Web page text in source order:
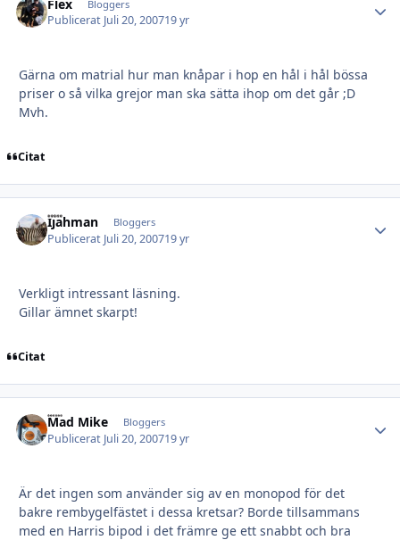
Flex Bloggers
Publicerat Juli 20, 200719 yr
Gärna om matrial hur man knåpar i hop en hål i hål bössa
priser o så vilka grejor man ska sätta ihop om det går ;D
Mvh.
Citat
Ijahman Bloggers
Publicerat Juli 20, 200719 yr
Verkligt intressant läsning.
Gillar ämnet skarpt!
Citat
Mad Mike Bloggers
Publicerat Juli 20, 200719 yr
Är det ingen som använder sig av en monopod för det
bakre rembygelfästet i dessa kretsar? Borde tillsammans
med en Harris bipod i det främre ge ett snabbt och bra